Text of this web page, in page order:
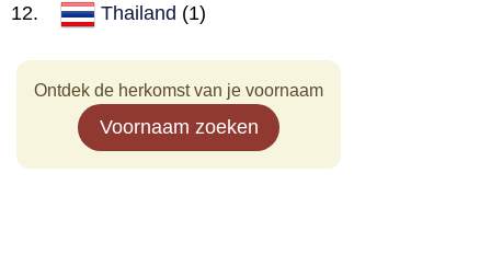
Thailand (1)
Ontdek de herkomst van je voornaam
Voornaam zoeken